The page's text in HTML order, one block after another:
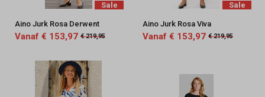
Sale
Aino Jurk Rosa Derwent
Vanaf € 153,97 € 219,95
Sale
Aino Jurk Rosa Viva
Vanaf € 153,97 € 219,95